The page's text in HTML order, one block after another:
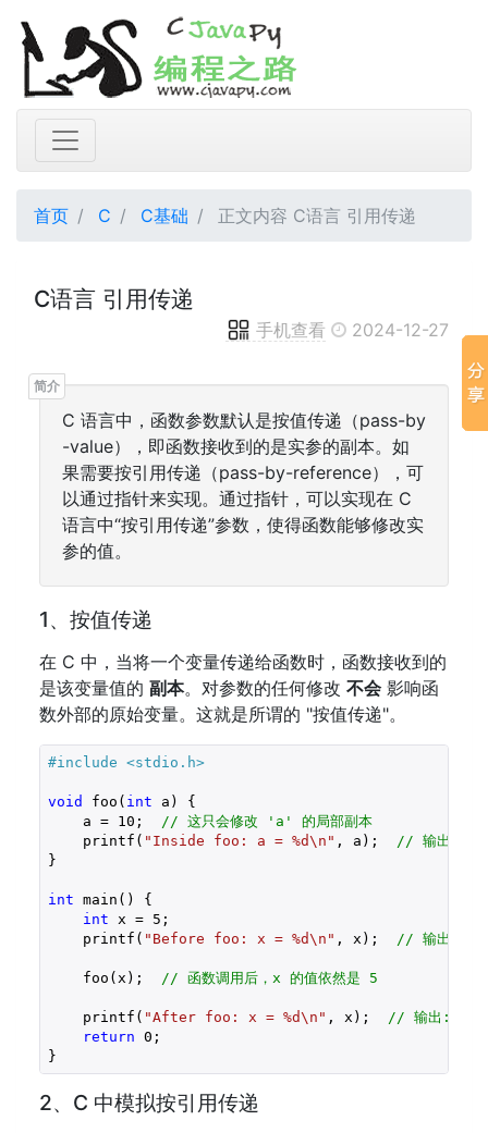
首页 C C基础 正文内容 C语言 引用传递
C语言 引用传递
手机查看 2024-12-27
C 语言中，函数参数默认是按值传递（pass-by
-value），即函数接收到的是实参的副本。如
果需要按引用传递（pass-by-reference），可
以通过指针来实现。通过指针，可以实现在 C
语言中“按引用传递”参数，使得函数能够修改实
参的值。
1、按值传递
在 C 中，当将一个变量传递给函数时，函数接收到的
是该变量值的 副本。对参数的任何修改 不会 影响函
数外部的原始变量。这就是所谓的 "按值传递"。
#include <stdio.h>
void foo( int a) {
    a =
10 ;
// 这只会修改 'a' 的局部副本
    printf(
"Inside foo: a = %d\n" , a);
// 输出: 10
}
int main() {
int x = 5 ;
    printf(
"Before foo: x = %d\n" , x); // 输出: 5
    foo(x);
// 函数调用后，x 的值依然是 5
    printf(
"After foo: x = %d\n" , x);
// 输出: 5
return 0 ;
2、C 中模拟按引用传递